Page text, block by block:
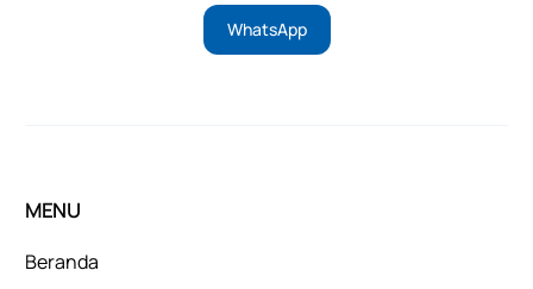
WhatsApp
MENU
Beranda